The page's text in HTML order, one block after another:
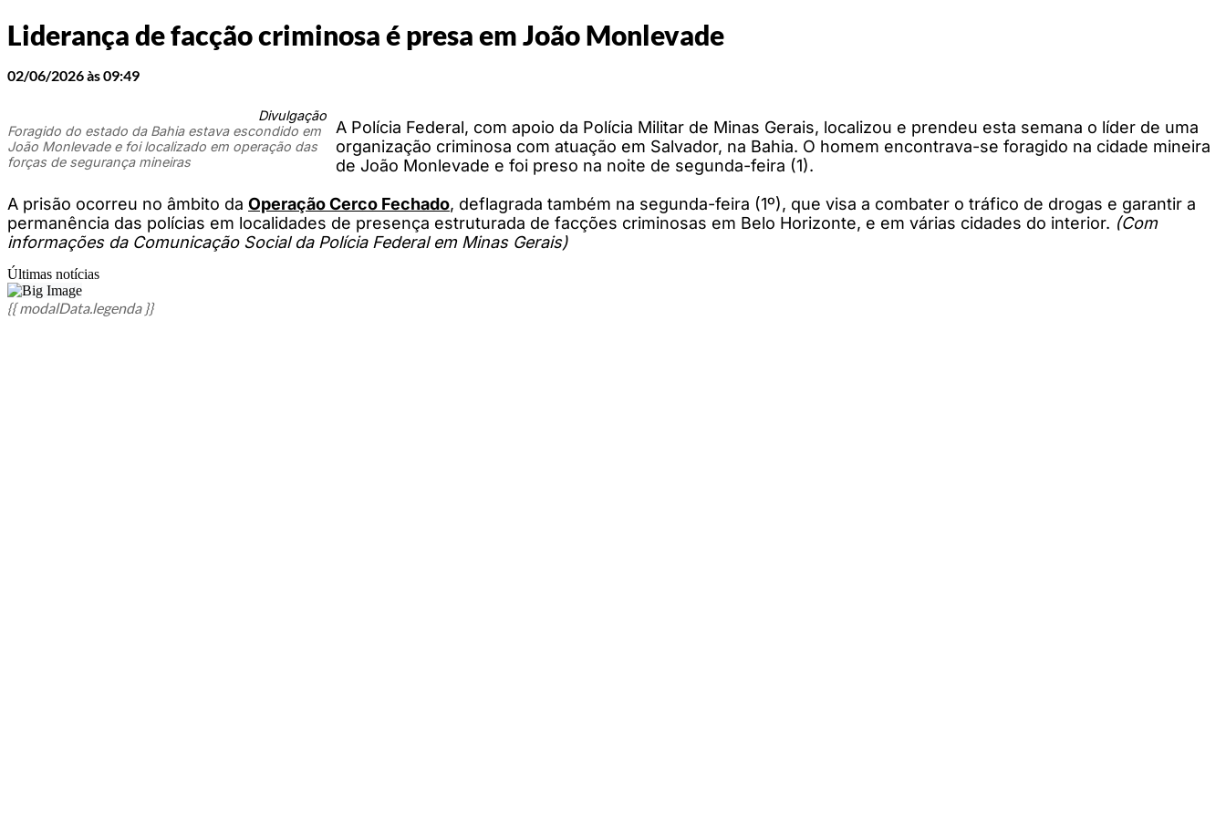
Liderança de facção criminosa é presa em João Monlevade
02/06/2026 às 09:49
Divulgação
Foragido do estado da Bahia estava escondido em
João Monlevade e foi localizado em operação das
forças de segurança mineiras
A Polícia Federal, com apoio da Polícia Militar de Minas Gerais, localizou e prendeu esta semana o líder de uma
organização criminosa com atuação em Salvador, na Bahia. O homem encontrava-se foragido na cidade mineira
de João Monlevade e foi preso na noite de segunda-feira (1).
A prisão ocorreu no âmbito da Operação Cerco Fechado, deflagrada também na segunda-feira (1º), que visa a combater o tráfico de drogas e garantir a
permanência das polícias em localidades de presença estruturada de facções criminosas em Belo Horizonte, e em várias cidades do interior. (Com
informações da Comunicação Social da Polícia Federal em Minas Gerais)
Últimas notícias
{{ modalData.legenda }}